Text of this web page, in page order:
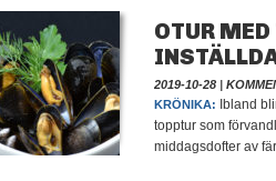
OTUR MED
2019-10-28 |
KRÖNIKA:
Ibland
topptur som
middagsdofter av